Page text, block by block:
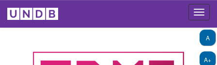
A+
A